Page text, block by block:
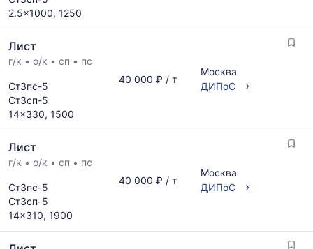
2.5x1000, 1250
Лист
г/к • о/к • сп • пс
Ст3пс-5
Ст3сп-5
14x330, 1500
40 000 ₽ / т
Москва
ДИПоС
›
Лист
г/к • о/к • сп • пс
Ст3пс-5
Ст3сп-5
14x310, 1900
40 000 ₽ / т
Москва
ДИПоС
›